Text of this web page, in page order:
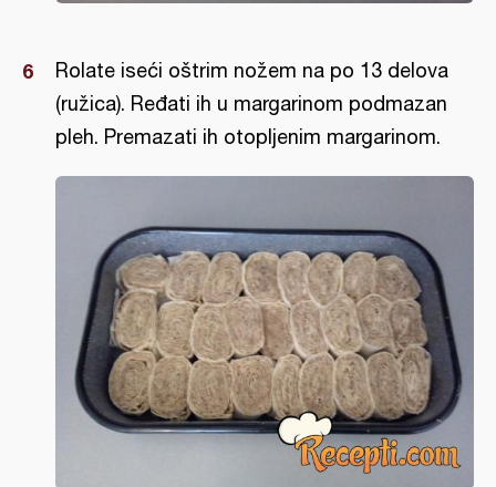
Rolate iseći oštrim nožem na po 13 delova
(ružica). Ređati ih u margarinom podmazan
pleh. Premazati ih otopljenim margarinom.